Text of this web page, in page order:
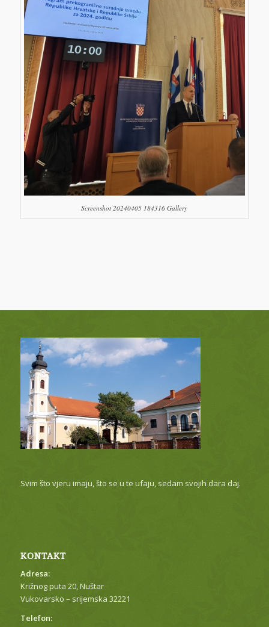
Screenshot 20240405 184316 Gallery
Svim što vjeru imaju, što se u te ufaju, sedam svojih dara daj.
KONTAKT
Adresa:
Križnog puta 20, Nuštar
Vukovarsko – srijemska 32221
Telefon: